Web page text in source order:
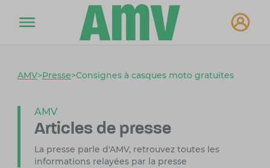
AMV>Presse>Consignes à casques moto gratuites
AMV
Articles de presse
La presse parle d'AMV, retrouvez toutes les
informations relayées par la presse